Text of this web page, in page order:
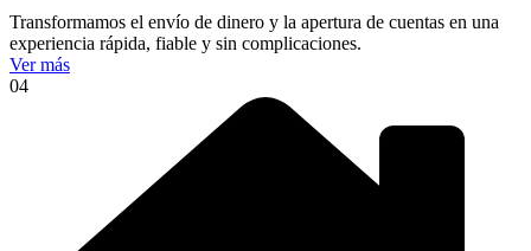
Transformamos el envío de dinero y la apertura de cuentas en una
experiencia rápida, fiable y sin complicaciones.
Ver más
04